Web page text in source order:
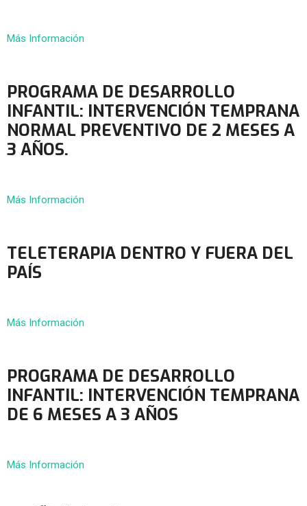
Más Información
PROGRAMA DE DESARROLLO
INFANTIL: INTERVENCIÓN TEMPRANA
NORMAL PREVENTIVO DE 2 MESES A
3 AÑOS.
Más Información
TELETERAPIA DENTRO Y FUERA DEL
PAÍS
Más Información
PROGRAMA DE DESARROLLO
INFANTIL: INTERVENCIÓN TEMPRANA
DE 6 MESES A 3 AÑOS
Más Información